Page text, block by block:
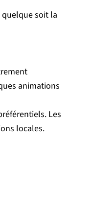
quelque soit la
animations
Les
locales.